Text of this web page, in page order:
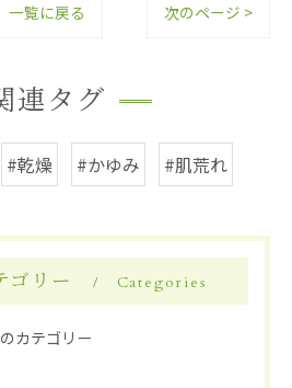
一覧に戻る 次のページ >
連タグ
#乾燥 #かゆみ #肌荒れ
ゴリー Categories
カテゴリー